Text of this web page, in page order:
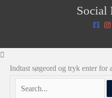
Social
Indtast søgeord og tryk enter for